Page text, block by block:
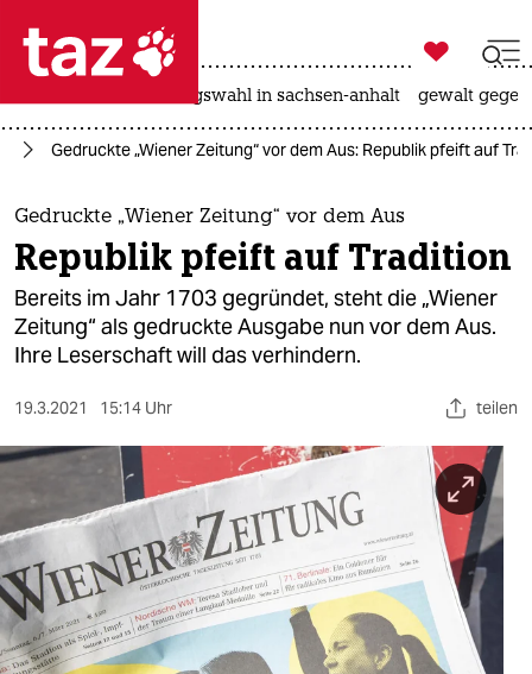
 taz zahl ich
taz zahl ich
themen
politik
öko
berlin
nord
wahrheit

taz zahl ich
landtagswahl in sachsen-anhalt gewalt
Gedruckte „Wiener Zeitung“ vor dem Aus: Republik pfeift auf
Gedruckte „Wiener Zeitung“ vor dem Aus
Republik pfeift auf Tradition
Bereits im Jahr 1703 gegründet, steht die „Wiener
Zeitung“ als gedruckte Ausgabe nun vor dem Aus.
Ihre Leserschaft will das verhindern.
19.3.2021 15:14 Uhr teilen